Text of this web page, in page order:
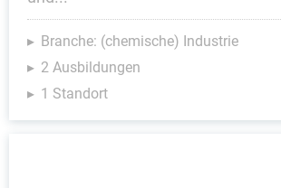
Branche: (chemische) Industrie
2 Ausbildungen
1 Standort